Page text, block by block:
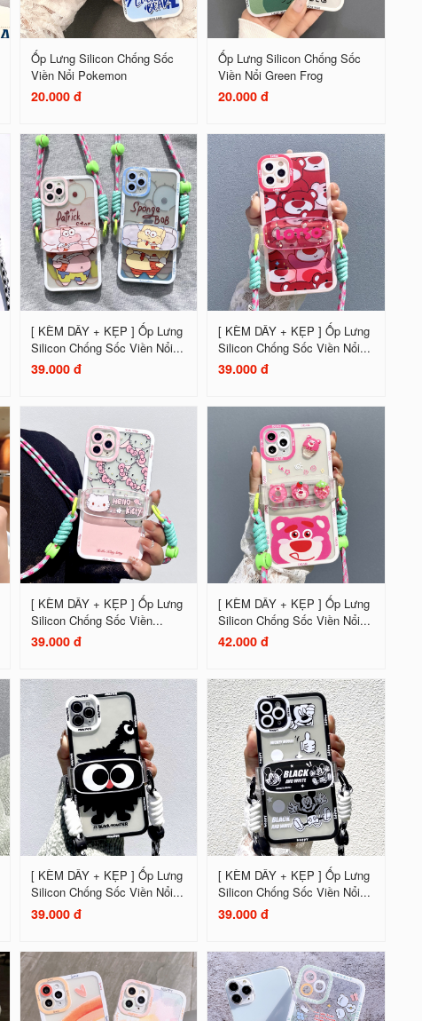
Ốp Lưng Silicon Chống Sốc
Viền Nổi Pokemon
20.000 đ
Ốp Lưng Silicon Chống Sốc
Viền Nổi Green Frog
20.000 đ
[ KÈM DÂY + KẸP ] Ốp Lưng
Silicon Chống Sốc Viền Nổi...
39.000 đ
[ KÈM DÂY + KẸP ] Ốp Lưng
Silicon Chống Sốc Viền Nổi...
39.000 đ
[ KÈM DÂY + KẸP ] Ốp Lưng
Silicon Chống Sốc Viền...
39.000 đ
[ KÈM DÂY + KẸP ] Ốp Lưng
Silicon Chống Sốc Viền Nổi...
42.000 đ
[ KÈM DÂY + KẸP ] Ốp Lưng
Silicon Chống Sốc Viền Nổi...
39.000 đ
[ KÈM DÂY + KẸP ] Ốp Lưng
Silicon Chống Sốc Viền Nổi...
39.000 đ